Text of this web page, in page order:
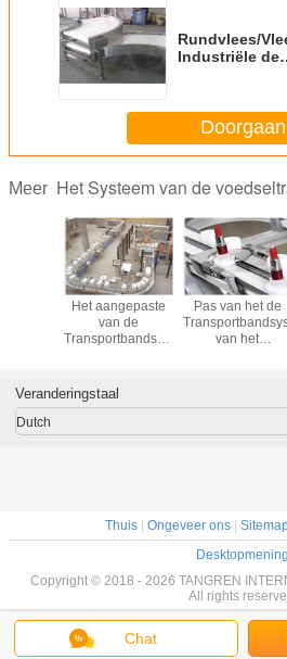
Rundvlees/
Industriële de
Doorgaan
Meer Het Systeem van de
Het aangepaste
van de
Transportbandsysteem
Horizontale Type
voor
Opslaan
Pas van het de
van het
Goederentabak
Chat
Veranderingstaal
Dutch
Thuis| Ongeveer ons|
Desktopmening
Copyright © 2018 - 2026 TANGREN
All rights